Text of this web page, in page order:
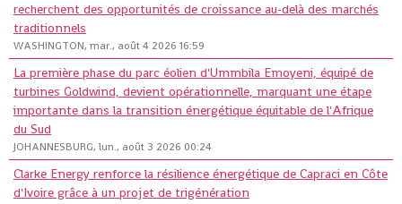
recherchent des opportunités de croissance au-delà des marchés
traditionnels
WASHINGTON, mar., août 4 2026 16:59
La première phase du parc éolien d'Ummbila Emoyeni, équipé de
turbines Goldwind, devient opérationnelle, marquant une étape
importante dans la transition énergétique équitable de l'Afrique
du Sud
JOHANNESBURG, lun., août 3 2026 00:24
Clarke Energy renforce la résilience énergétique de Capraci en Côte
d'Ivoire grâce à un projet de trigénération